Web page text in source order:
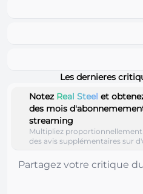
Les dernieres
Notez Real Steel et
des mois
streaming
Multipliez proportionnellement
des avis supplémentaires sur